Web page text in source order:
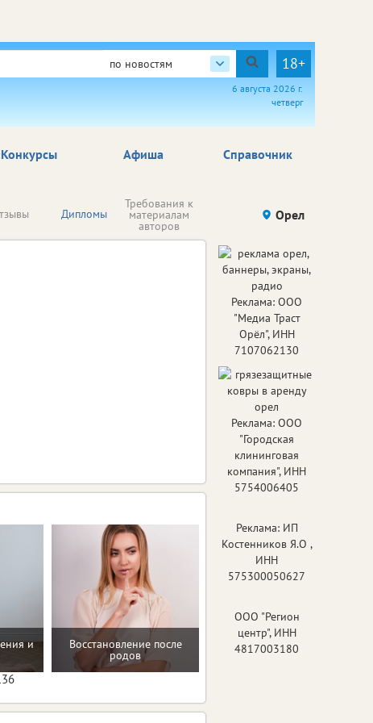
по новостям 18+
6 августа 2026 г.
четверг
Афиша Справочник
Конкурсы
Дипломы
Требования к
материалам
авторов
Орел
и Восстановление после
родов Программа снижения веса
Реклама: ООО
"Медиа Траст
Орёл", ИНН
7107062130
Реклама: ООО
"Городская
клининговая
компания", ИНН
5754006405
Реклама: ИП
Костенников Я.О ,
ИНН
575300050627
ООО "Регион
центр", ИНН
4817003180